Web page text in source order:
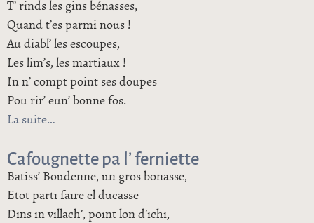
T’ rinds les gins bénasses,
Quand t’es parmi nous !
Au diabl’ les escoupes,
Les lim’s, les martiaux !
In n’ compt point ses doupes
Pou rir’ eun’ bonne fos.
La suitede L’ ducasse
Cafougnette pa l’ ferniette
Batiss’ Boudenne, un gros bonasse,
Etot parti faire el ducasse
Dins in villach’, point lon d’ichi,